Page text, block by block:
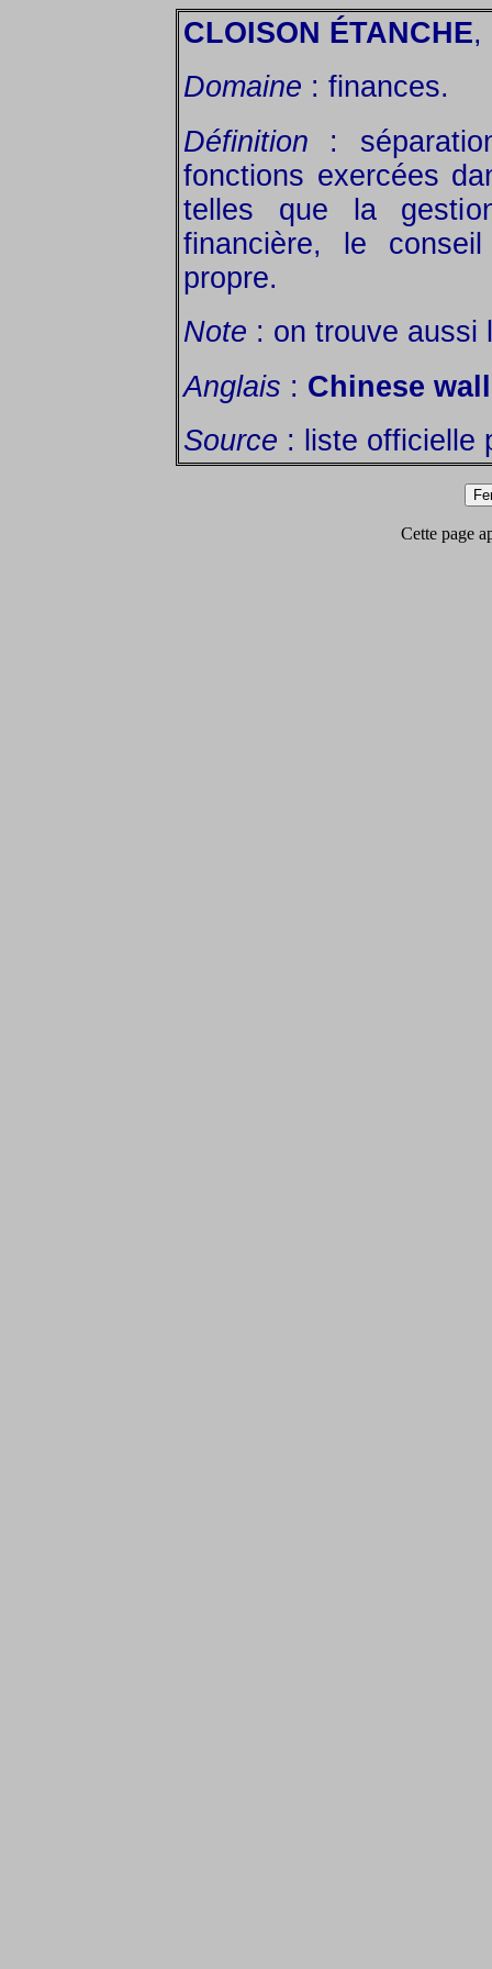
CLOISON ÉTANCHE,
Domaine : finances.
Définition :
fonctions exercées
telles que la
financière, le
propre.
Note : on trouve aussi
Anglais : Chinese wall
Source : liste officielle
Cette page